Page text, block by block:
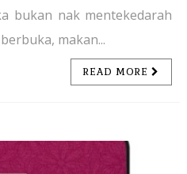
bukan nak mentekedarah
makan...
READ MORE